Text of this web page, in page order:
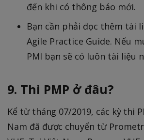
đến khi có thông báo mới.
Bạn cần phải đọc thêm tài
Agile Practice Guide. Nếu
PMI bạn sẽ có luôn tài liệu
9. Thi PMP ở đâu?
Kể từ tháng 07/2019, các kỳ thi
Nam đã được chuyển từ